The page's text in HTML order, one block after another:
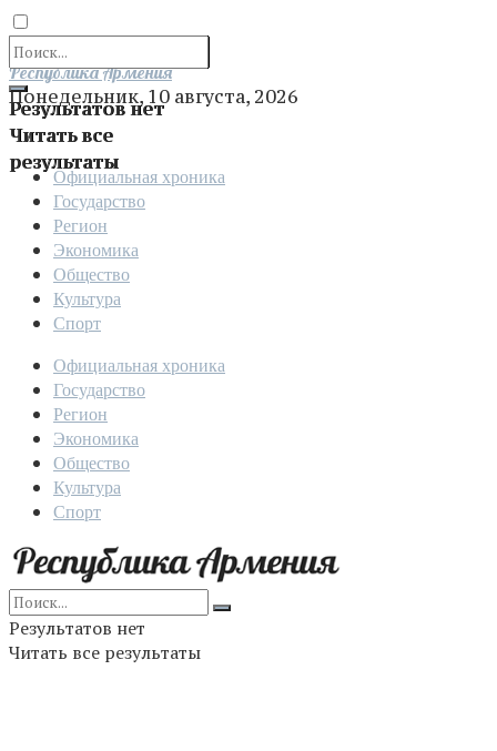
Результатов нет
Читать все
результаты
Отправить
Республика Армения
Понедельник, 10 августа, 2026
Официальная хроника
Государство
Регион
Экономика
Общество
Культура
Спорт
Официальная хроника
Государство
Регион
Экономика
Общество
Культура
Спорт
Результатов нет
Читать все результаты